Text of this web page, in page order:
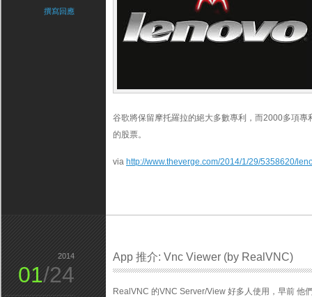
谷歌將保留摩托羅拉的絕大多數專利，而2000多項
的股票。
via http://www.theverge.com/2014/1/29/5358620/
撰寫回應
App 推介: Vnc Viewer (by RealVNC)
RealVNC 的VNC Server/View 好多人使用，早前 他
2014
01/24